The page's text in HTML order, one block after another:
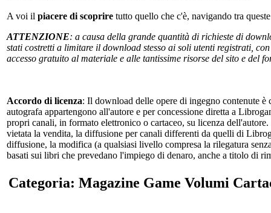
A voi il piacere di scoprire tutto quello che c'è, navigando tra
ATTENZIONE: a causa della grande quantità di richieste di
stati costretti a limitare il download stesso ai soli utenti registrati,
accesso gratuito al materiale e alle tantissime risorse del sito e
Accordo di licenza: Il download delle opere di ingegno contenute
autografa appartengono all'autore e per concessione diretta a
propri canali, in formato elettronico o cartaceo, su licenza
vietata la vendita, la diffusione per canali differenti da quelli di
diffusione, la modifica (a qualsiasi livello compresa la rilegatura
basati sui libri che prevedano l'impiego di denaro, anche a titolo di
Categoria: Magazine Game Volumi